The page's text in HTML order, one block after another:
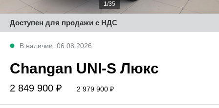
1/35
Доступен для продажи с НДС
В наличии 06.08.2026
Changan UNI-S Люкс
2 849 900 ₽ 2 979 900 ₽